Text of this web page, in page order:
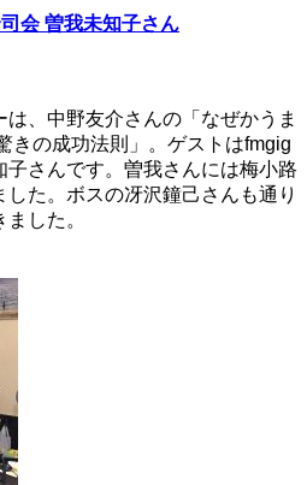
会 曽我未知子さん
、中野友介さんの「なぜかうま
きの成功法則」。ゲストはfmgig
さんです。曽我さんには梅小路
た。ボスの冴沢鐘己さんも通り
した。